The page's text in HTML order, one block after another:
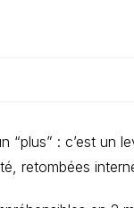
“plus” : c’est un
retombées